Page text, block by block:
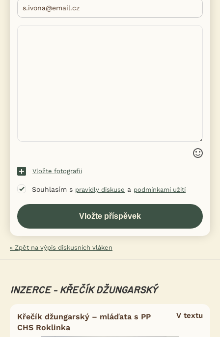
Vložte fotografii
Souhlasím s pravidly diskuse a podmínkami užití
« Zpět na výpis diskusních vláken
INZERCE - KŘEČÍK DŽUNGARSKÝ
Křečík džungarský – mláďata s PP
CHS Roklinka
V textu